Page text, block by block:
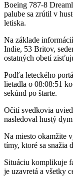
Boeing 787-8
palube sa zrútil v
letiska.
Na základe
Indie, 53 Britov,
ostatných obetí
Podľa leteckého
lietadla o 08:08:51
sekúnd po štarte.
Očití svedkovia
nasledoval hustý
Na miesto okamžite
tímy, ktoré sa snažia
Situáciu komplikuje
je uzavretá a všetky